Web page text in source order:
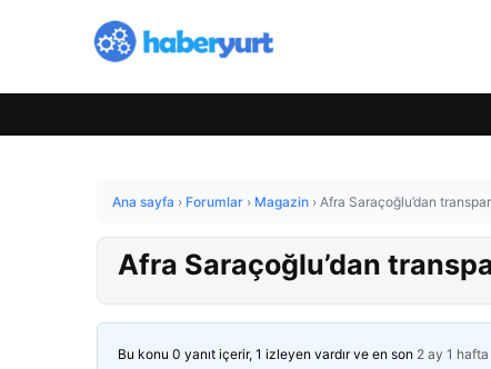
Ana sayfa › Forumlar › Magazin › Afra Saraçoğlu’dan
Afra Saraçoğlu’dan
Bu konu 0 yanıt içerir, 1 izleyen vardır ve en son 2 ay 1